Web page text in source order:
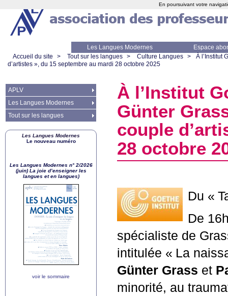
Les Langues Modernes
Espace
Accueil du site
> Tout sur les langues > Culture Langues >
À l’Institut
d’artistes », du 15 septembre au mardi 28 octobre 2025
À l’Institut
Günter
couple
28 octobre
Du «
De
spécialiste de
intitulée « La
Günter Grass et
minorité, au
APLV
Les Langues Modernes
Tout sur les langues
Les Langues Modernes
Le nouveau numéro
Les Langues Modernes n° 2/2026
(juin) La joie d’enseigner les
langues et en langues)
voir le sommaire
En poursuivant votre